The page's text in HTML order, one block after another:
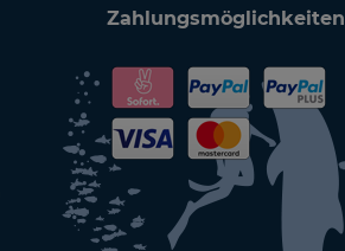
Zahlungsmöglichkeiten